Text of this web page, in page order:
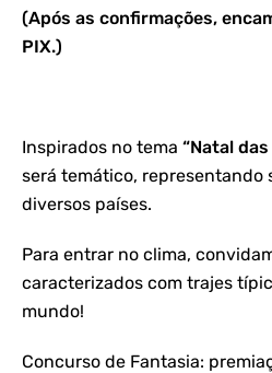
(Após as confirmações,
PIX.)
Inspirados no tema “Natal
será temático, representando
diversos países.
Para entrar no clima,
caracterizados com trajes
mundo!
Concurso de Fantasia: